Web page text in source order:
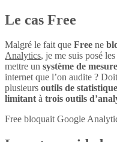
Le cas Free
Malgré le fait que Free ne
Analytics, je me suis posé
mettre un système de
internet que l’on audite ?
plusieurs outils de
limitantà trois outils
Free bloquait Google